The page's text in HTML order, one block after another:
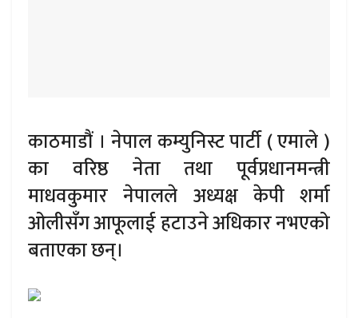
काठमाडौं । नेपाल कम्युनिस्ट पार्टी ( एमाले )
का वरिष्ठ नेता तथा पूर्वप्रधानमन्त्री
माधवकुमार नेपालले अध्यक्ष केपी शर्मा
ओलीसँग आफूलाई हटाउने अधिकार नभएको
बताएका छन्।